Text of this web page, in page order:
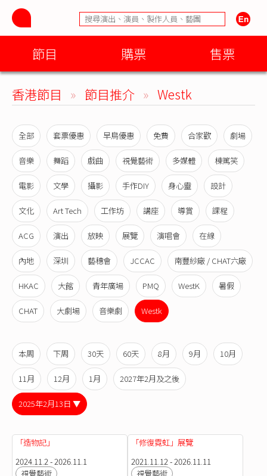
節目 購票 售票
香港節目 » 節目推介 » Westk
全部 套票優惠 早鳥優惠 免費 合家歡 劇場
音樂 舞蹈 戲曲 視覺藝術 多媒體 棟篤笑
電影 文學 攝影 手作DIY 身心靈 設計
文化 Art Tech 工作坊 講座 導賞 課程
ACG 演出 放映 展覽 演唱會 在線
內地 深圳 藝穗會 JCCAC 南豐紗廠 / CHAT六廠
HKAC 大館 青年廣場 PMQ WestK 暑假
CHAT 大劇場 音樂劇 Westk
本周 下周 30天 60天 8月 9月 10月
11月 12月 1月 2027年2月及之後
2025年2月13日 ▼
「造物記」
2024.11.2 - 2026.11.1
視覺藝術
「修復霓虹」展覽
2021.11.12 - 2026.11.11
視覺藝術